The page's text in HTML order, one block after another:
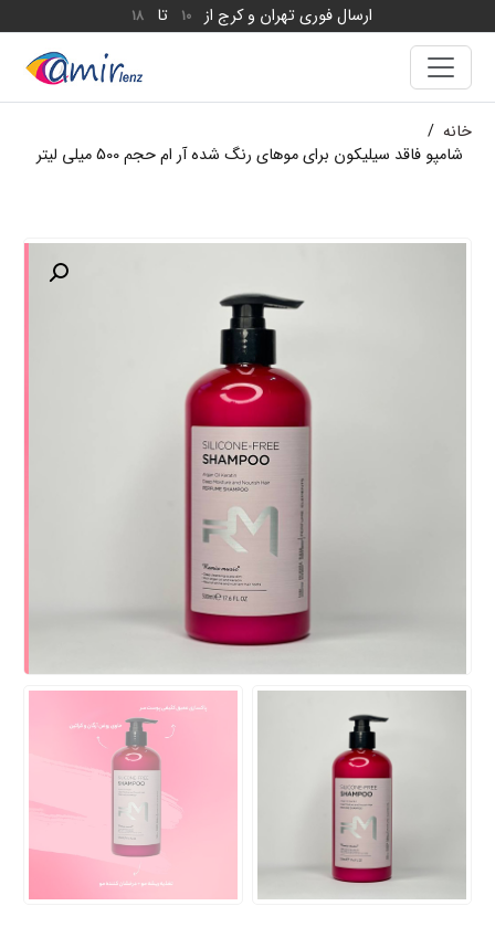
ارسال فوری تهران و کرج از 10 تا 18
خانه /
شامپو فاقد سیلیکون برای موهای رنگ شده آر ام حجم 500 میلی لیتر